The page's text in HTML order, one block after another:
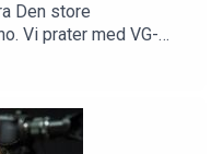
Den store
Vi prater med VG-
det er å ha
hvordan podden
han ikke